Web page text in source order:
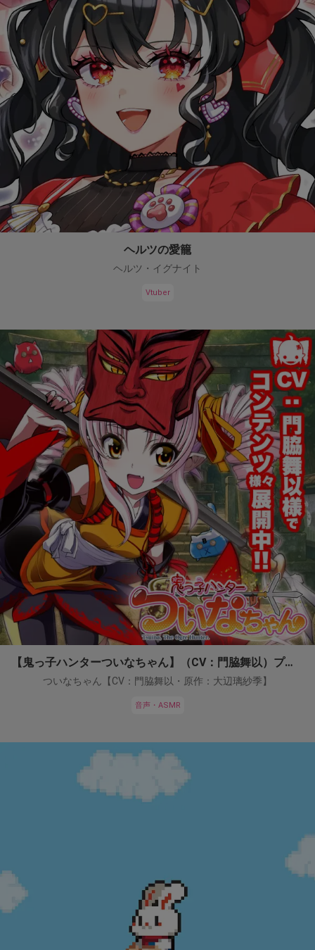
ヘルツの愛籠
ヘルツ・イグナイト
Vtuber
【鬼っ子ハンターついなちゃん】（CV：門脇舞以）プロジェクト！
ついなちゃん【CV：門脇舞以・原作：大辺璃紗季】
音声・ASMR